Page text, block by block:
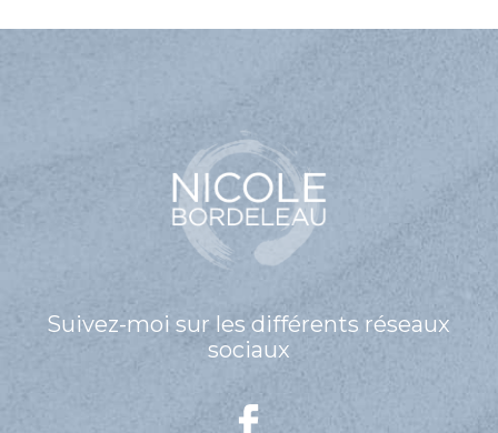
Suivez-moi sur les différents réseaux
sociaux